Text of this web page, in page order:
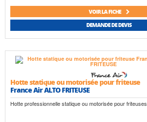
VOIR LA FICHE
DEMANDE DE DEVIS
Hotte statique ou motorisée pour friteuse
France Air ALTO FRITEUSE
Hotte professionnelle statique ou motorisée pour friteuses